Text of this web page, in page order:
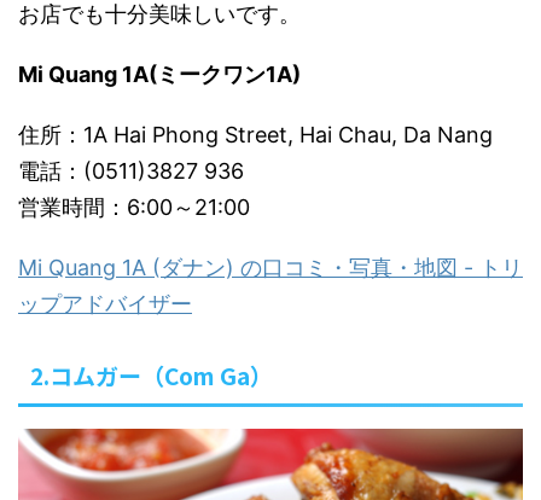
お店でも十分美味しいです。
Mi Quang 1A(ミークワン1A)
住所：1A Hai Phong Street, Hai Chau, Da Nang
電話：(0511)3827 936
営業時間：6:00～21:00
Mi Quang 1A (ダナン) の口コミ・写真・地図 - トリ
ップアドバイザー
2.コムガー（Com Ga）